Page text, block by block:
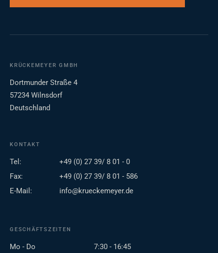
KRÜCKEMEYER GMBH
Dortmunder Straße 4
57234 Wilnsdorf
Deutschland
KONTAKT
Tel:
+49 (0) 27 39/ 8 01 - 0
Fax:
+49 (0) 27 39/ 8 01 - 586
E-Mail:
info@krueckemeyer.de
GESCHÄFTSZEITEN
Mo - Do
7:30 - 16:45